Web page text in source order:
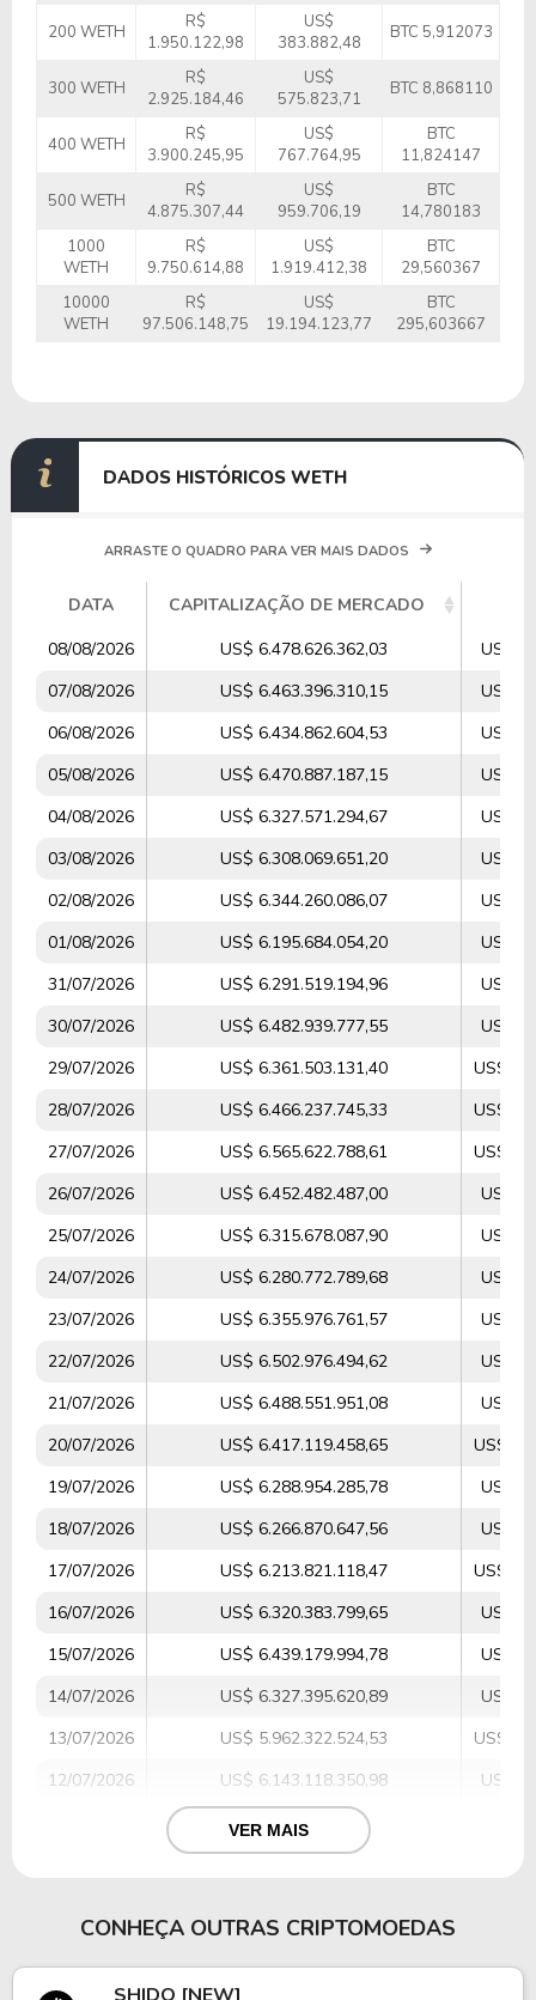
200 WETH
R$
1.950.122,98
US$
383.882,48
BTC 5,912073
300 WETH
R$
2.925.184,46
US$
575.823,71
BTC 8,868110
400 WETH
R$
3.900.245,95
US$
767.764,95
BTC
11,824147
500 WETH
R$
4.875.307,44
US$
959.706,19
BTC
14,780183
1000
WETH
R$
9.750.614,88
US$
1.919.412,38
BTC
29,560367
10000
WETH
R$
97.506.148,75
US$
19.194.123,77
BTC
295,603667
DADOS HISTÓRICOS WETH
ARRASTE O QUADRO PARA VER MAIS DADOS
DATA CAPITALIZAÇÃO DE MERCADO
08/08/2026
US$ 6.478.626.362,03
US$
07/08/2026
US$ 6.463.396.310,15
US$
06/08/2026
US$ 6.434.862.604,53
US$
05/08/2026
US$ 6.470.887.187,15
US$
04/08/2026
US$ 6.327.571.294,67
US$
03/08/2026
US$ 6.308.069.651,20
US$
02/08/2026
US$ 6.344.260.086,07
US$
01/08/2026
US$ 6.195.684.054,20
US$
31/07/2026
US$ 6.291.519.194,96
US$
30/07/2026
US$ 6.482.939.777,55
US$
29/07/2026
US$ 6.361.503.131,40
US$
28/07/2026
US$ 6.466.237.745,33
US$
27/07/2026
US$ 6.565.622.788,61
US$
26/07/2026
US$ 6.452.482.487,00
US$
25/07/2026
US$ 6.315.678.087,90
US$
24/07/2026
US$ 6.280.772.789,68
US$
23/07/2026
US$ 6.355.976.761,57
US$
22/07/2026
US$ 6.502.976.494,62
US$
21/07/2026
US$ 6.488.551.951,08
US$
20/07/2026
US$ 6.417.119.458,65
US$
19/07/2026
US$ 6.288.954.285,78
US$
18/07/2026
US$ 6.266.870.647,56
US$
17/07/2026
US$ 6.213.821.118,47
US$
16/07/2026
US$ 6.320.383.799,65
US$
15/07/2026
US$ 6.439.179.994,78
US$
14/07/2026
US$ 6.327.395.620,89
US$
13/07/2026
US$ 5.962.322.524,53
US$
12/07/2026
US$ 6.143.118.350,98
US$
US$ 6.158.614.038,68
VER MAIS
CONHEÇA OUTRAS CRIPTOMOEDAS